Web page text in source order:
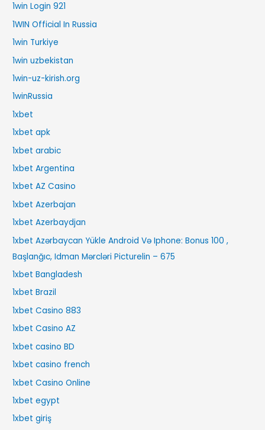
1win Login 921
1WIN Official In Russia
1win Turkiye
1win uzbekistan
1win-uz-kirish.org
1winRussia
1xbet
1xbet apk
1xbet arabic
1xbet Argentina
1xbet AZ Casino
1xbet Azerbajan
1xbet Azerbaydjan
1xbet Azərbaycan Yükle Android Və Iphone: Bonus 100 ,
Başlanğıc, Idman Mərcləri Picturelin – 675
1xbet Bangladesh
1xbet Brazil
1xbet Casino 883
1xbet Casino AZ
1xbet casino BD
1xbet casino french
1xbet Casino Online
1xbet egypt
1xbet giriş